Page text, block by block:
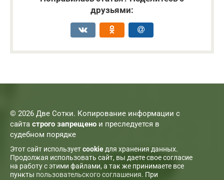
друзьями:
© 2026 Две Сотки. Копирование информации с
сайта строго запрещено и преследуется в
судебном порядке
Этот сайт используетcookieдля хранения данных.
Продолжая использовать сайт, вы даете свое согласие
на работу с этими файлами, а так же принимаете все
пункты пользовательского соглашения. При